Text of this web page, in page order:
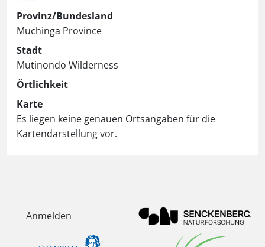
Provinz/Bundesland
Muchinga Province
Stadt
Mutinondo Wilderness
Örtlichkeit
Karte
Es liegen keine genauen Ortsangaben für die
Kartendarstellung vor.
Anmelden